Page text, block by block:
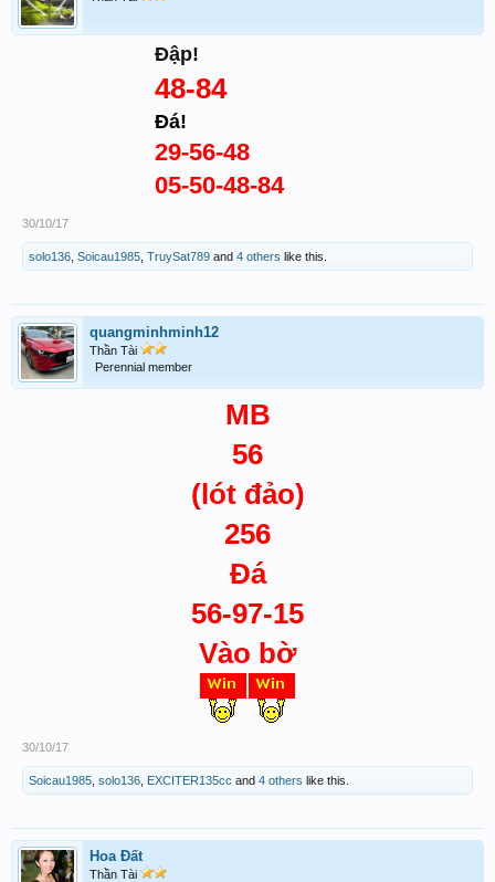
Đập!
48-84
Đá!
29-56-48
05-50-48-84
30/10/17
solo136 Soicau1985 TruySat789 and 4 others like this.
quangminhminh12
Thần Tài
Perennial member
MB
56
(lót đảo)
256
Đá
56-97-15
Vào bờ
30/10/17
Soicau1985 solo136 EXCITER135cc and 4 others like this.
Hoa Đất
Thần Tài